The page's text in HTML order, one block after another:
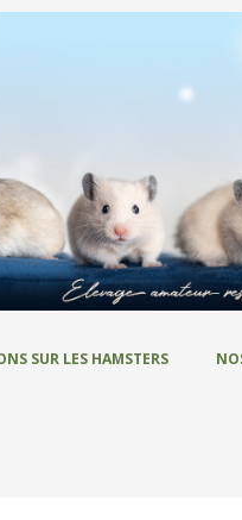
SUR LES HAMSTERS